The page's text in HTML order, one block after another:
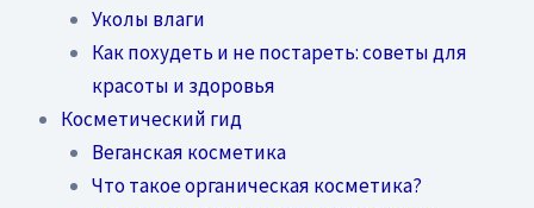
Уколы влаги
Как похудеть и не постареть: советы для
красоты и здоровья
Косметический гид
Веганская косметика
Что такое органическая косметика?